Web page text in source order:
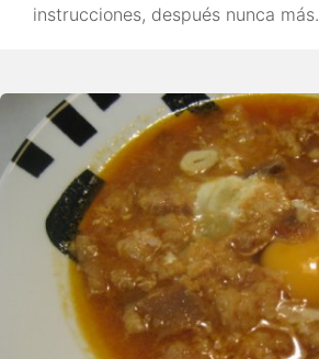
instrucciones, después nunca más.